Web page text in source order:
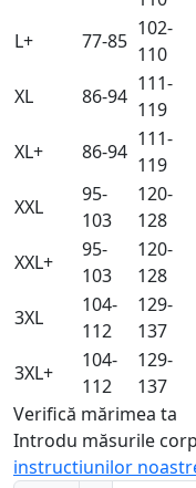
L+
77-85
102-
110
XL 86-94
111-
119
XL+ 86-94
111-
119
XXL
95-
103
120-
128
XXL+
95-
103
120-
128
3XL
104-
112
129-
137
3XL+
104-
112
129-
137
Verifică mărimea ta
Introdu măsurile
instructiunilor